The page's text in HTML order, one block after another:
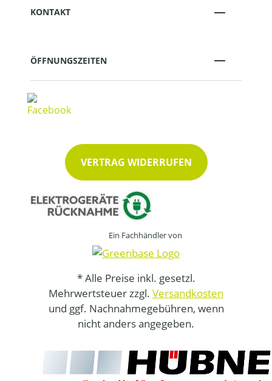
KONTAKT
ÖFFNUNGSZEITEN
VERTRAG WIDERRUFEN
Ein Fachhändler von
* Alle Preise inkl. gesetzl.
Mehrwertsteuer zzgl. Versandkosten
und ggf. Nachnahmegebühren, wenn
nicht anders angegeben.